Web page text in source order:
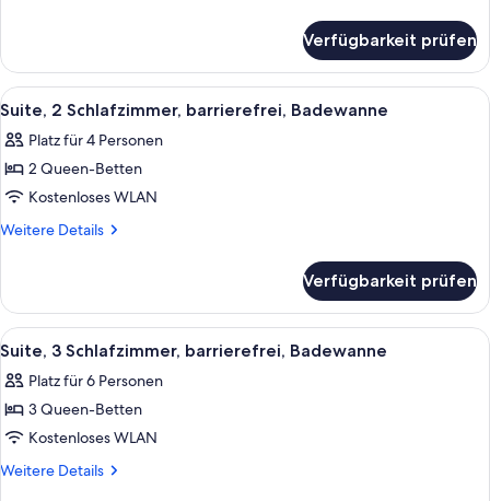
anzeigen
1
Schlafzimmer,
barrierefrei,
Verfügbarkeit prüfen
Alle
Fotos
für
Suite,
2 Schlafzimmer,
barrierefrei,
Ein Hotelzimmer mit einem großen
19
Suite, 2 Schlafzimmer, barrierefrei, Badewanne
Platz für 4 Personen
2 Queen-Betten
Kostenloses WLAN
Weitere Details
Weitere
2 Schlafzimmer,
barrierefrei,
Badewanne
Verfügbarkeit prüfen
Alle
Fotos
für
Suite,
3 Schlafzimmer,
barrierefrei,
Ein modernes Schlafzimmer mit
21
Suite, 3 Schlafzimmer, barrierefrei, Badewanne
Platz für 6 Personen
3 Queen-Betten
Kostenloses WLAN
Weitere Details
Weitere